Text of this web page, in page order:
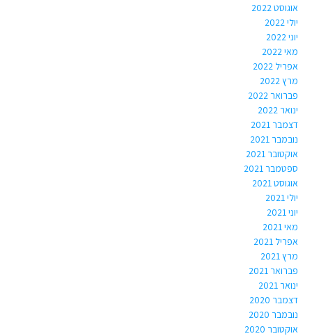
אוגוסט 2022
יולי 2022
יוני 2022
מאי 2022
אפריל 2022
מרץ 2022
פברואר 2022
ינואר 2022
דצמבר 2021
נובמבר 2021
אוקטובר 2021
ספטמבר 2021
אוגוסט 2021
יולי 2021
יוני 2021
מאי 2021
אפריל 2021
מרץ 2021
פברואר 2021
ינואר 2021
דצמבר 2020
נובמבר 2020
אוקטובר 2020